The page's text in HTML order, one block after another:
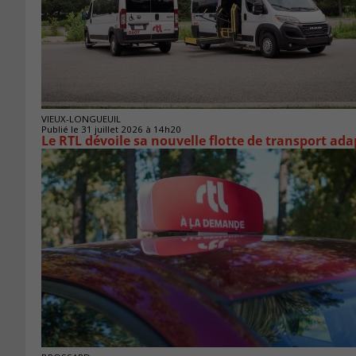
VIEUX-LONGUEUIL
Publié le 31 juillet 2026 à 14h20
Le RTL dévoile sa nouvelle flotte de transport